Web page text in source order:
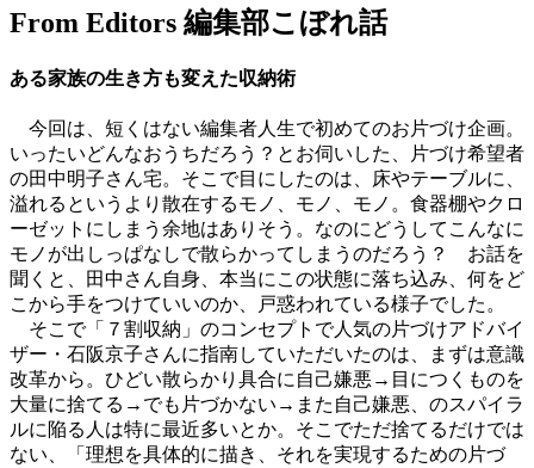
From Editors 編集部こぼれ話
ある家族の生き方も変えた収納術
今回は、短くはない編集者人生で初めてのお片づけ企画。
いったいどんなおうちだろう？とお伺いした、片づけ希望者
の田中明子さん宅。そこで目にしたのは、床やテーブルに、
溢れるというより散在するモノ、モノ、モノ。食器棚やクロ
ーゼットにしまう余地はありそう。なのにどうしてこんなに
モノが出しっぱなしで散らかってしまうのだろう？ お話を
聞くと、田中さん自身、本当にこの状態に落ち込み、何をど
こから手をつけていいのか、戸惑われている様子でした。
そこで「７割収納」のコンセプトで人気の片づけアドバイ
ザー・石阪京子さんに指南していただいたのは、まずは意識
改革から。ひどい散らかり具合に自己嫌悪→目につくものを
大量に捨てる→でも片づかない→また自己嫌悪、のスパイラ
ルに陥る人は特に最近多いとか。そこでただ捨てるだけでは
ない、「理想を具体的に描き、それを実現するための片づ